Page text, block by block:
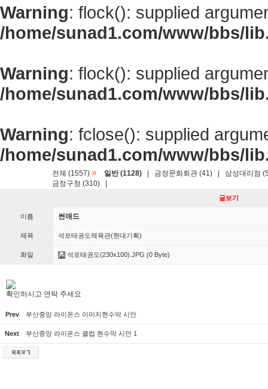
Warning: flock(): supplied
/home/sunad1.com/www/bbs/
Warning: flock(): supplied
/home/sunad1.com/www/bbs/
Warning: fclose(): supplied
/home/sunad1.com/www/bbs/
전체 (1557) » 일반 (1128) 금정문화회관 (41)
삼성대리점
금정구청 (310)
글보기
이름 썬애드
제목 석포태권도체육관(현대기획)
화일 석포태권도(230x100).JPG (0 Byte)
확인하시고 연락 주세요
Prev 부산중앙 라이온스 이미지현수막 시안
Next 부산중앙 라이온스 클럽 현수막 시안 1